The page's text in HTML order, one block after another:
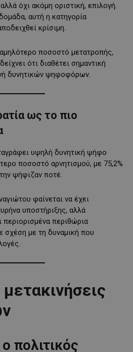
όχι ακόμη οριστική, επιλογή.
αυτή η κατηγορία
κρίσιμη.
ποσοστό μετατροπής,
ότι διαθέτει σημαντική
δυνητικών ψηφοφόρων.
ως το πιο
υψηλή δυνητική ψήφο
ποσοστό αρνητισμού, με 75,2%
ψήφιζαν ποτέ.
φαίνεται να έχει
υποστήριξης, αλλά
περιθώρια
σχέση με τη δυναμική που
πολιτικός